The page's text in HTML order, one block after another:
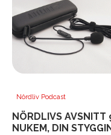
Nördliv Podcast
NÖRDLIVS AVSNITT
NUKEM, DIN